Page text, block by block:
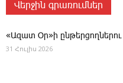
Վերջին գրառումներ
«Ազատ Օր»ի ընթերցողներու
31 Հուլիս 2026